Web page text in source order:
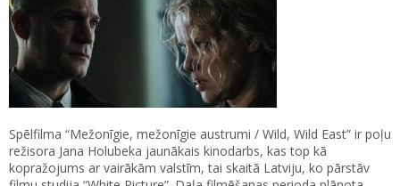
Spēlfilma “Mežonīgie, mežonīgie austrumi / Wild, Wild East” ir poļu
režisora Jana Holubeka jaunākais kinodarbs, kas top kā
kopražojums ar vairākām valstīm, tai skaitā Latviju, ko pārstāv